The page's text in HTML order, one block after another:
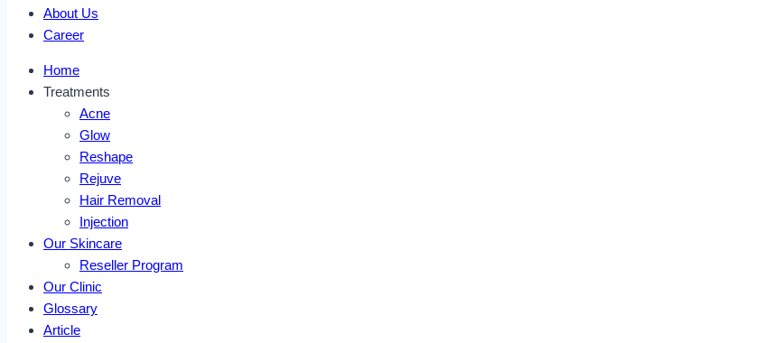
About Us
Career
Home
Treatments
Acne
Glow
Reshape
Rejuve
Hair Removal
Injection
Our Skincare
Reseller Program
Our Clinic
Glossary
Article